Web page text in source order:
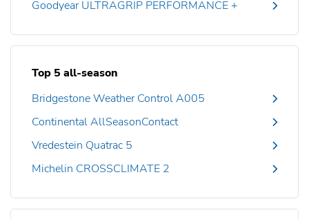
Goodyear ULTRAGRIP PERFORMANCE +
Top 5 all-season
Bridgestone Weather Control A005
Continental AllSeasonContact
Vredestein Quatrac 5
Michelin CROSSCLIMATE 2